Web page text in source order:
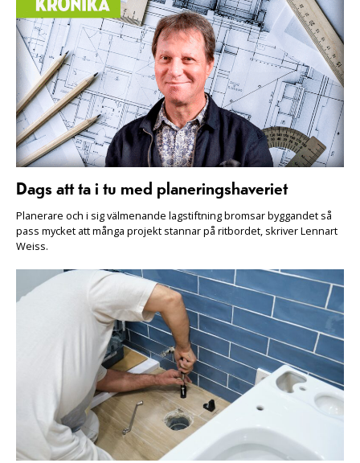
Dags att ta i tu med planeringshaveriet
Planerare och i sig välmenande lagstiftning bromsar byggandet så
pass mycket att många projekt stannar på ritbordet, skriver Lennart
Weiss.